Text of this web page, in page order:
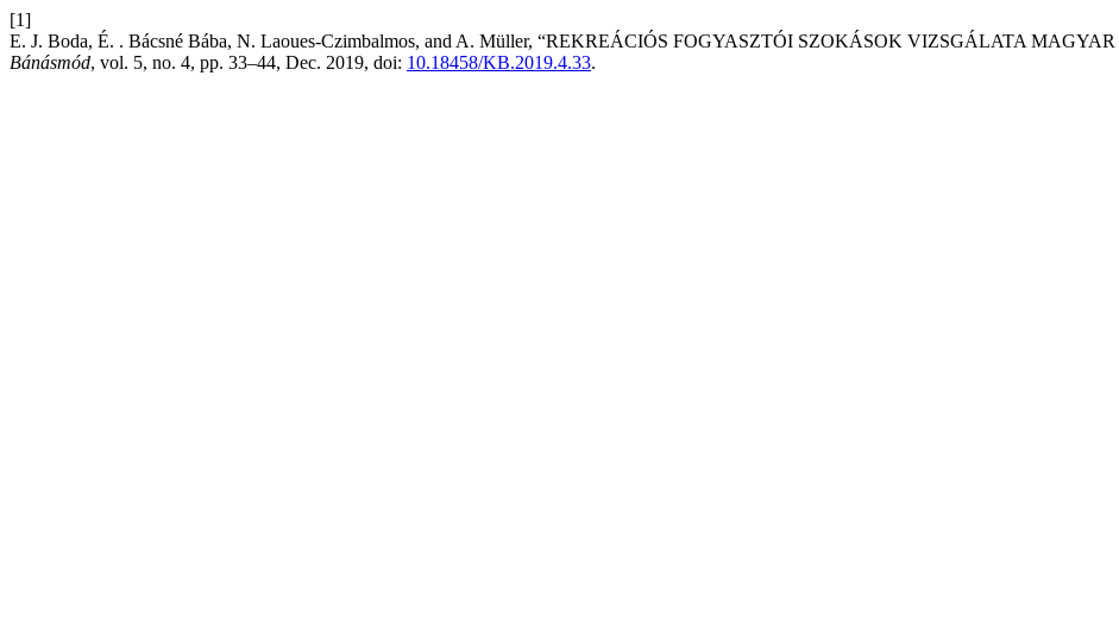
[1]
E. J. Boda, É. . Bácsné Bába, N. Laoues-Czimbalmos, and A. Müller, “REKREÁCIÓS FOGYASZTÓI SZOKÁSOK VIZSGÁLATA
Bánásmód, vol. 5, no. 4, pp. 33–44, Dec. 2019, doi: 10.18458/KB.2019.4.33.